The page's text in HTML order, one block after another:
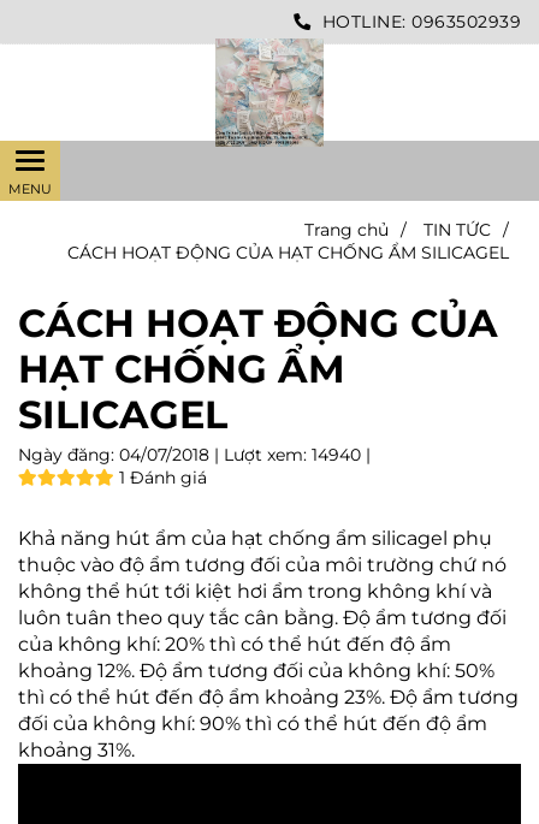
HOTLINE: 0963502939
Trang chủ / TIN TỨC /
CÁCH HOẠT ĐỘNG CỦA HẠT CHỐNG ẨM SILICAGEL
CÁCH HOẠT ĐỘNG CỦA
HẠT CHỐNG ẨM
SILICAGEL
Ngày đăng: 04/07/2018 | Lượt xem: 14940 |
1 Đánh giá
Khả năng hút ẩm của hạt chống ẩm silicagel phụ
thuộc vào độ ẩm tương đối của môi trường chứ nó
không thể hút tới kiệt hơi ẩm trong không khí và
luôn tuân theo quy tắc cân bằng. Độ ẩm tương đối
của không khí: 20% thì có thể hút đến độ ẩm
khoảng 12%. Độ ẩm tương đối của không khí: 50%
thì có thể hút đến độ ẩm khoảng 23%. Độ ẩm tương
đối của không khí: 90% thì có thể hút đến độ ẩm
khoảng 31%.